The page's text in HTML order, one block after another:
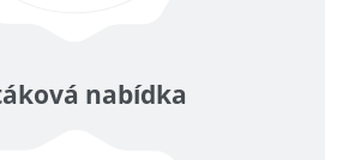
nabídka